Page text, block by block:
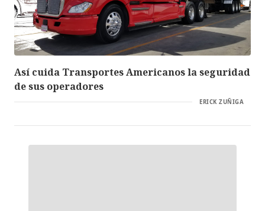
Así cuida Transportes Americanos la seguridad
de sus operadores
ERICK ZUÑIGA